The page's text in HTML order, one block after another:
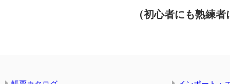
（初心者にも熟練